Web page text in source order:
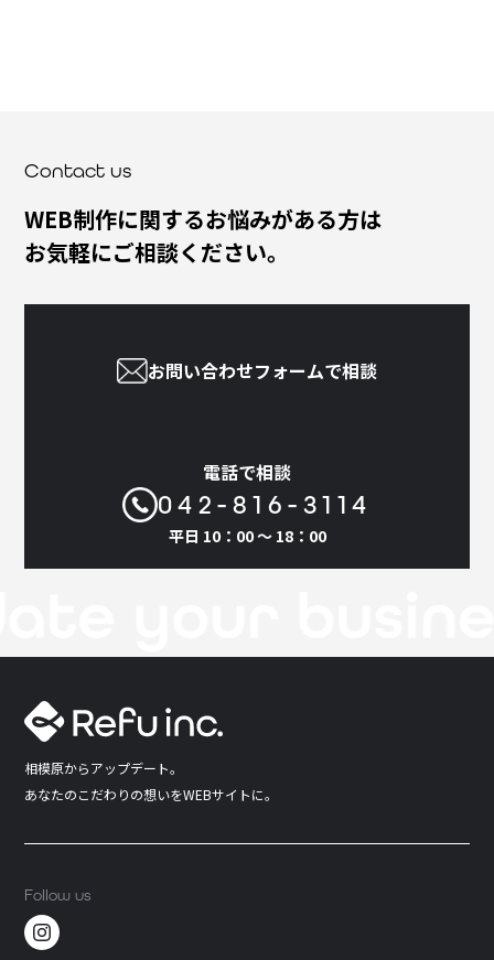
Contact us
WEB制作に関するお悩みがある方は
お気軽にご相談ください。
お問い合わせフォームで相談
電話で相談
042-816-3114
平日 10：00 〜 18：00
相模原からアップデート。
あなたのこだわりの想いをWEBサイトに。
Follow us